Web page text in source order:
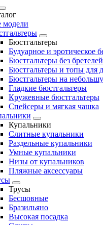
модели
Бюстгальтеры
Будуарное и эротическое
Бюстгальтеры без бретелей
Бюстгальтеры и топы для
Бюстгальтеры на
Гладкие бюстгальтеры
Кружевные бюстгальтеры
Спейсеры и мягкая чашка
Купальники
Слитные купальники
Раздельные купальники
Умные купальники
Низы от купальников
Пляжные аксессуары
Трусы
Бесшовные
Бразильяно
Высокая посадка